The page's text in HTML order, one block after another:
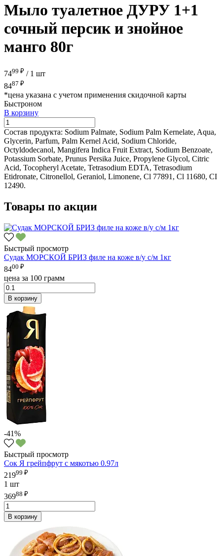
Мыло туалетное ДУРУ 1+1
сочный персик и знойное
манго 80г
7499 ₽ / 1 шт
8487 ₽
*цена указана с учетом применения скидочной карты
Быстроном
В корзину
Состав продукта: Sodium Palmate, Sodium Palm Kernelate, Aqua,
Glycerin, Parfum, Palm Kernel Acid, Sodium Chloride,
Octyldodecanol, Mangifera Indica Fruit Extract, Sodium Benzoate,
Potassium Sorbate, Prunus Persika Juice, Propylene Glycol, Citric
Acid, Tocopheryl Acetate, Tetrasodium EDTA, Tetrasodium
Etidronate, Citronellol, Geraniol, Limonene, Cl 77891, Cl 11680, CI
12490.
Товары по акции
Быстрый просмотр
Судак МОРСКОЙ БРИЗ филе на коже в/у с/м 1кг
8400 ₽
цена за 100 грамм
В корзину
-41%
Быстрый просмотр
Сок Я грейпфрут с мякотью 0.97л
21999 ₽
1 шт
36988 ₽
В корзину